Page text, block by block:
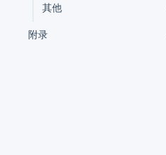
其他
附录